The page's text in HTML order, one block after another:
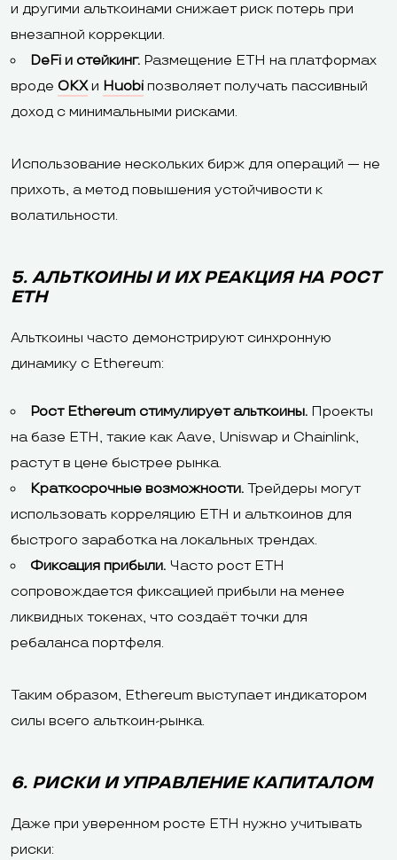
и другими альткоинами снижает риск потерь при
внезапной коррекции.
DeFi и стейкинг. Размещение ETH на платформах
вроде OKXи Huobi позволяет получать пассивный
доход с минимальными рисками.
Использование нескольких бирж для операций — не
прихоть, а метод повышения устойчивости к
волатильности.
5. АЛЬТКОИНЫ И ИХ РЕАКЦИЯ НА РОСТ
ETH
Альткоины часто демонстрируют синхронную
динамику с Ethereum:
Рост Ethereum стимулирует альткоины. Проекты
на базе ETH, такие как Aave, Uniswap и Chainlink,
растут в цене быстрее рынка.
Краткосрочные возможности. Трейдеры могут
использовать корреляцию ETH и альткоинов для
быстрого заработка на локальных трендах.
Фиксация прибыли. Часто рост ETH
сопровождается фиксацией прибыли на менее
ликвидных токенах, что создаёт точки для
ребаланса портфеля.
Таким образом, Ethereum выступает индикатором
силы всего альткоин-рынка.
6. РИСКИ И УПРАВЛЕНИЕ КАПИТАЛОМ
Даже при уверенном росте ETH нужно учитывать
риски: